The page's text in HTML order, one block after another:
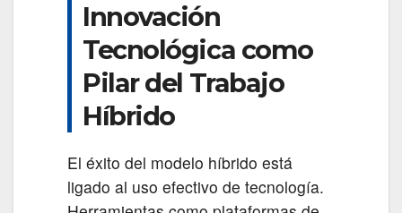
Innovación
Tecnológica como
Pilar del Trabajo
Híbrido
El éxito del modelo híbrido está
ligado al uso efectivo de tecnología.